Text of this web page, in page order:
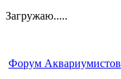
Загружаю.....
Форум Аквариумистов